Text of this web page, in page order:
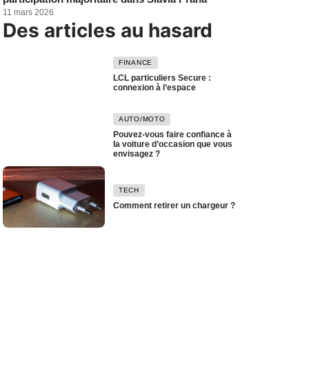
11 mars 2026
Des articles au hasard
FINANCE
LCL particuliers Secure :
connexion à l’espace
AUTO/MOTO
Pouvez-vous faire confiance à
la voiture d’occasion que vous
envisagez ?
TECH
Comment retirer un chargeur ?